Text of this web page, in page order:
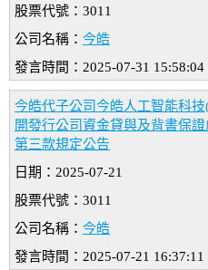
股票代號：3011
公司名稱： 今皓
發言時間：2025-07-31 15:58:04
今皓代子公司今皓人工智能科
開發行公司資金貸與及背書保
第三款規定公告
日期：2025-07-21
股票代號：3011
公司名稱： 今皓
發言時間：2025-07-21 16:37:11